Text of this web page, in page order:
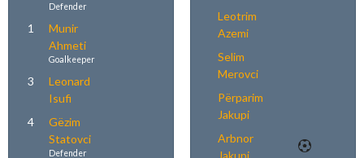
Defender
1
Munir
Ahmeti
Goalkeeper
3
Leonard
Isufi
4
Gëzim
Statovci
Defender
Leotrim
Azemi
Selim
Merovci
Përparim
Jakupi
Arbnor
Jakupi